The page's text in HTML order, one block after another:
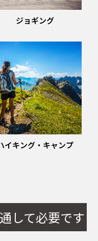
ジョギング
イキング・キャンプ
して必要です